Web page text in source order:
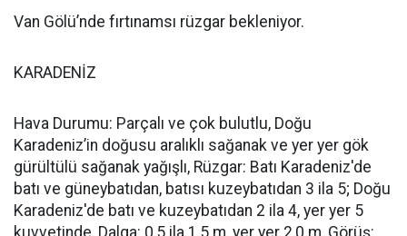
Van Gölü’nde fırtınamsı rüzgar bekleniyor.
KARADENİZ
Hava Durumu: Parçalı ve çok bulutlu, Doğu
Karadeniz’in doğusu aralıklı sağanak ve yer yer gök
gürültülü sağanak yağışlı, Rüzgar: Batı Karadeniz'de
batı ve güneybatıdan, batısı kuzeybatıdan 3 ila 5; Doğu
Karadeniz'de batı ve kuzeybatıdan 2 ila 4, yer yer 5
kuvvetinde, Dalga: 0,5 ila 1,5 m, yer yer 2,0 m, Görüş: